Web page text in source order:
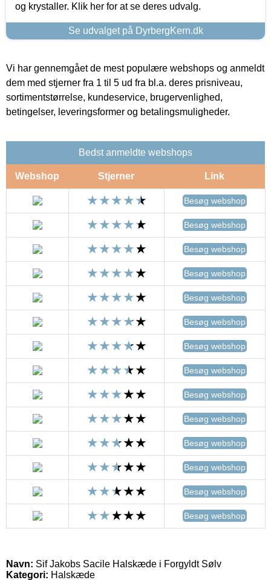
og krystaller. Klik her for at se deres udvalg.
Se udvalget på DyrbergKern.dk
Vi har gennemgået de mest populære webshops og anmeldt
dem med stjerner fra 1 til 5 ud fra bl.a. deres prisniveau,
sortimentstørrelse, kundeservice, brugervenlighed,
betingelser, leveringsformer og betalingsmuligheder.
Bedst anmeldte webshops
Webshop Stjerner Link
Besøg webshop
Besøg webshop
Besøg webshop
Besøg webshop
Besøg webshop
Besøg webshop
Besøg webshop
Besøg webshop
Besøg webshop
Besøg webshop
Besøg webshop
Besøg webshop
Besøg webshop
Besøg webshop
Navn: Sif Jakobs Sacile Halskæde i Forgyldt Sølv
Kategori: Halskæde